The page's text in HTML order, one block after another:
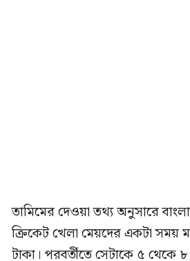
তামিমের দেওয়া তথ্য অনুসারে
ক্রিকেট খেলা মেয়দের একটা সময়
টাকা। পরবর্তীতে সেটাকে ৫ থেকে